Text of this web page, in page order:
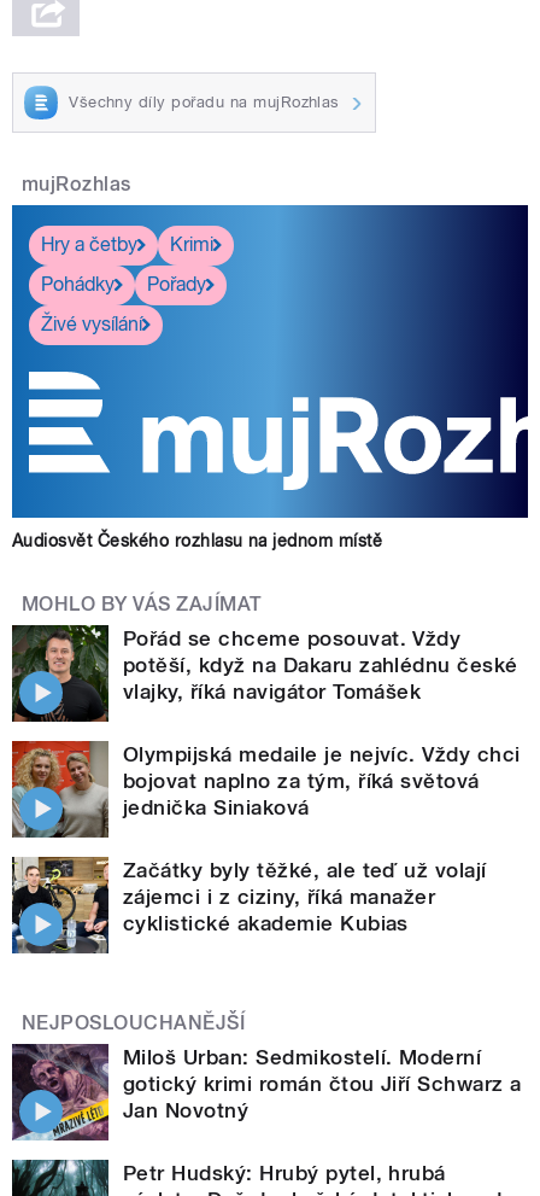
Všechny díly pořadu na mujRozhlas
mujRozhlas
Hry a četby
Krimi
Pohádky
Pořady
Živé vysílání
Audiosvět Českého rozhlasu na jednom místě
MOHLO BY VÁS ZAJÍMAT
Pořád se chceme posouvat. Vždy
potěší, když na Dakaru zahlédnu české
vlajky, říká navigátor Tomášek
Olympijská medaile je nejvíc. Vždy chci
bojovat naplno za tým, říká světová
jednička Siniaková
Začátky byly těžké, ale teď už volají
zájemci i z ciziny, říká manažer
cyklistické akademie Kubias
NEJPOSLOUCHANĚJŠÍ
Miloš Urban: Sedmikostelí. Moderní
gotický krimi román čtou Jiří Schwarz a
Jan Novotný
Petr Hudský: Hrubý pytel, hrubá